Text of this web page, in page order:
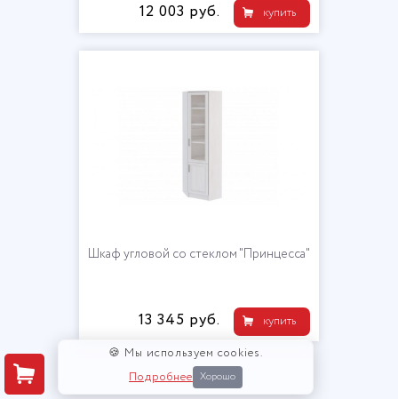
купить
12 003 руб.
Шкаф угловой со стеклом "Принцесса"
купить
13 345 руб.
🍪 Мы используем cookies.
Подробнее Хорошо